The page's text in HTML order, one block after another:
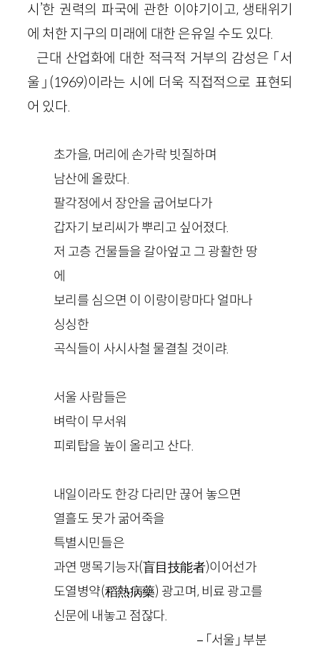
시’한 권력의 파국에 관한 이야기이고, 생태위기
에 처한 지구의 미래에 대한 은유일 수도 있다.
근대 산업화에 대한 적극적 거부의 감성은 「서
울」(1969)이라는 시에 더욱 직접적으로 표현되
어 있다.
초가을, 머리에 손가락 빗질하며
남산에 올랐다.
팔각정에서 장안을 굽어보다가
갑자기 보리씨가 뿌리고 싶어졌다.
저 고층 건물들을 갈아엎고 그 광활한 땅
에
보리를 심으면 이 이랑이랑마다 얼마나
싱싱한
곡식들이 사시사철 물결칠 것이랴.
서울 사람들은
벼락이 무서워
피뢰탑을 높이 올리고 산다.
내일이라도 한강 다리만 끊어 놓으면
열흘도 못가 굶어죽을
특별시민들은
과연 맹목기능자(盲目技能者)이어선가
도열병약(稻熱病藥) 광고며, 비료 광고를
신문에 내놓고 점잖다.
－「서울」 부분